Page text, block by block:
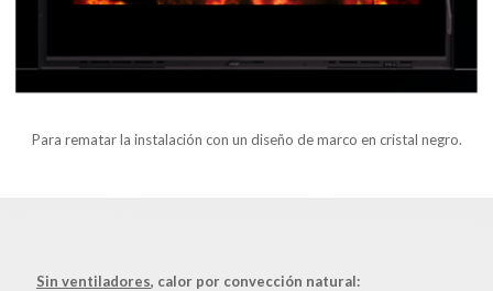
Para rematar la instalación con un diseño de marco en cristal negro.
Sin ventiladores, calor por convección natural: